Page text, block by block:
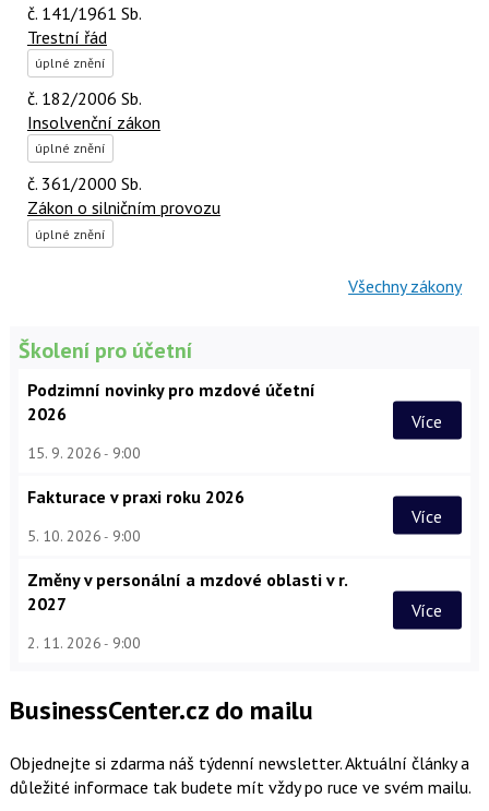
č. 141/1961 Sb.
Trestní řád
úplné znění
č. 182/2006 Sb.
Insolvenční zákon
úplné znění
č. 361/2000 Sb.
Zákon o silničním provozu
úplné znění
Všechny zákony
Školení pro účetní
Podzimní novinky pro mzdové účetní
2026
15. 9. 2026 9:00
Více
Fakturace v praxi roku 2026
5. 10. 2026 9:00
Více
Změny v personální a mzdové oblasti v r.
2027
2. 11. 2026 9:00
Více
BusinessCenter.cz do mailu
Objednejte si zdarma náš týdenní newsletter. Aktuální články a
důležité informace tak budete mít vždy po ruce ve svém mailu.